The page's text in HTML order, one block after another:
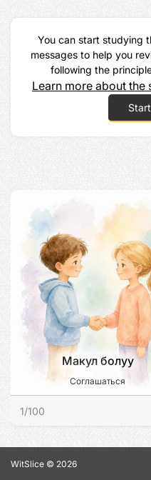
You can start studying
messages to help you
following the
Learn more about
Макул болуу
Соглашаться
1/100
WitSlice © 2026